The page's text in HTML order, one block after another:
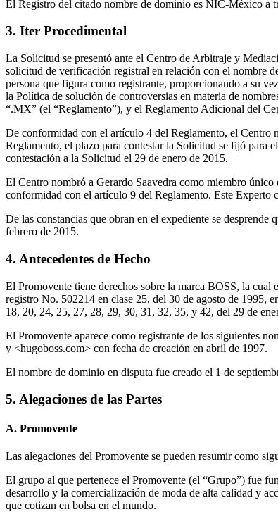
El Registro del citado nombre de dominio es NIC-México a
3. Iter Procedimental
La Solicitud se presentó ante el Centro de Arbitraje y
solicitud de verificación registral en relación con el nombre
persona que figura como registrante, proporcionando a su
la Política de solución de controversias en materia de
“.MX” (el “Reglamento”), y el Reglamento Adicional del
De conformidad con el artículo 4 del Reglamento, el
Reglamento, el plazo para contestar la Solicitud se fijó para
contestación a la Solicitud el 29 de enero de 2015.
El Centro nombró a Gerardo Saavedra como miembro
conformidad con el artículo 9 del Reglamento. Este Experto
De las constancias que obran en el expediente se
febrero de 2015.
4. Antecedentes de Hecho
El Promovente tiene derechos sobre la marca BOSS, la
registro No. 502214 en clase 25, del 30 de agosto de 1995,
18, 20, 24, 25, 27, 28, 29, 30, 31, 32, 35, y 42, del 29 de
El Promovente aparece como registrante de los siguientes
y <hugoboss.com> con fecha de creación en abril de 1997.
El nombre de dominio en disputa fue creado el 1 de
5. Alegaciones de las Partes
A. Promovente
Las alegaciones del Promovente se pueden resumir como
El grupo al que pertenece el Promovente (el “Grupo”) fue
desarrollo y la comercialización de moda de alta calidad y
que cotizan en bolsa en el mundo.